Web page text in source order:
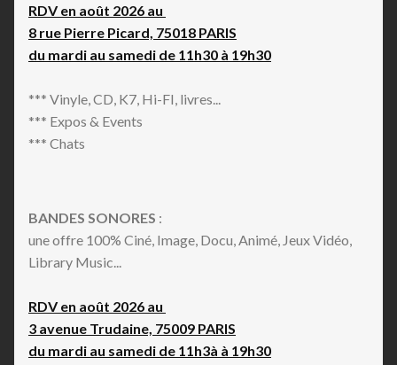
RDV en août 2026 au
8 rue Pierre Picard, 75018 PARIS
du mardi au samedi de 11h30 à 19h30
*** Vinyle, CD, K7, Hi-FI, livres...
*** Expos & Events
*** Chats
BANDES SONORES :
une offre 100% Ciné, Image, Docu, Animé, Jeux Vidéo,
Library Music...
RDV en août 2026 au
3 avenue Trudaine, 75009 PARIS
du mardi au samedi de 11h3à à 19h30